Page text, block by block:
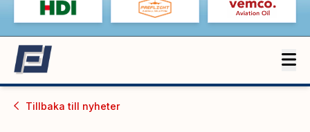
Tillbaka till nyheter